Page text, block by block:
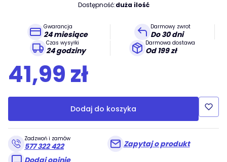
Dostępność:duża ilość
Gwarancja
24 miesiące
Darmowy zwrot
Do 30 dni
Czas wysyłki
24 godziny
Darmowa dostawa
Od 199 zł
Cena
41,99 zł
Dodaj do koszyka
Zadzwoń i zamów
577 322 422
Zapytaj o produkt
Dodaj opinie